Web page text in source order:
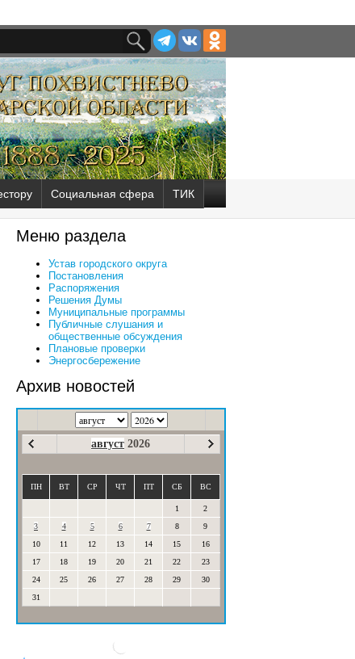
Социальная сфера ТИК
Меню раздела
Устав городского округа
Постановления
Распоряжения
Решения Думы
Муниципальные программы
Публичные слушания и
общественные обсуждения
Плановые проверки
Энергосбережение
Архив новостей
август 2026
ПН ВТ СР ЧТ ПТ СБ ВС
1
2
3
4 5 6 7 8
9
10
11 12 13 14 15
16
17
18 19 20 21 22
23
24
25 26 27 28 29
30
31